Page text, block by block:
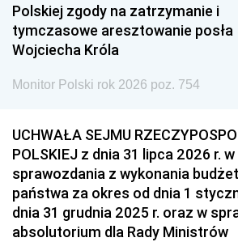
Polskiej zgody na zatrzymanie i
tymczasowe aresztowanie posła
Wojciecha Króla
Monitor Polski rok 2026 poz. 754
UCHWAŁA SEJMU
POLSKIEJ z dnia 31 lipca 2026 r.
sprawozdania z wykonania
państwa za okres od dnia 1
dnia 31 grudnia 2025 r. oraz w
absolutorium dla Rady Ministrów